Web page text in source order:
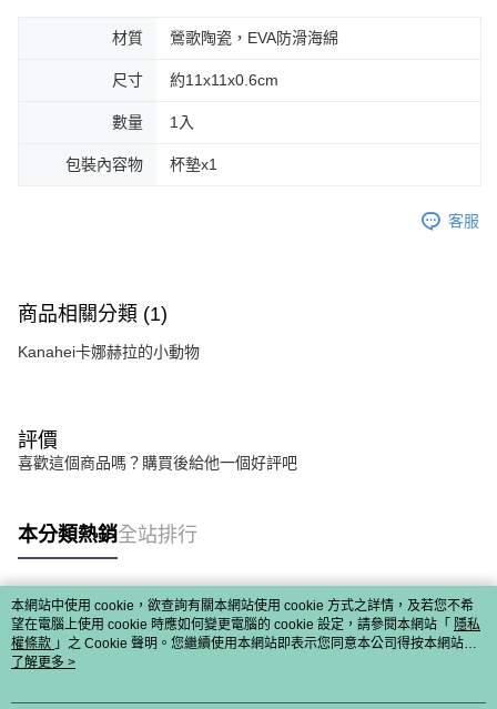
材質 鶯歌陶瓷，EVA防滑海綿
尺寸 約11x11x0.6cm
數量 1入
包裝內容物 杯墊x1
客服
商品相關分類 (1)
Kanahei卡娜赫拉的小動物
評價
喜歡這個商品嗎？購買後給他一個好評吧
本分類熱銷全站排行
熱門標籤
本網站中使用 cookie，欲查詢有關本網站使用 cookie 方式之詳情，及若您不希
望在電腦上使用 cookie 時應如何變更電腦的 cookie 設定，請參閱本網站「 隱私
權條款 」之 Cookie 聲明。您繼續使用本網站即表示您同意本公司得按本網站使
用條款之 Cookie 聲明使用 cookie。
了解更多 >